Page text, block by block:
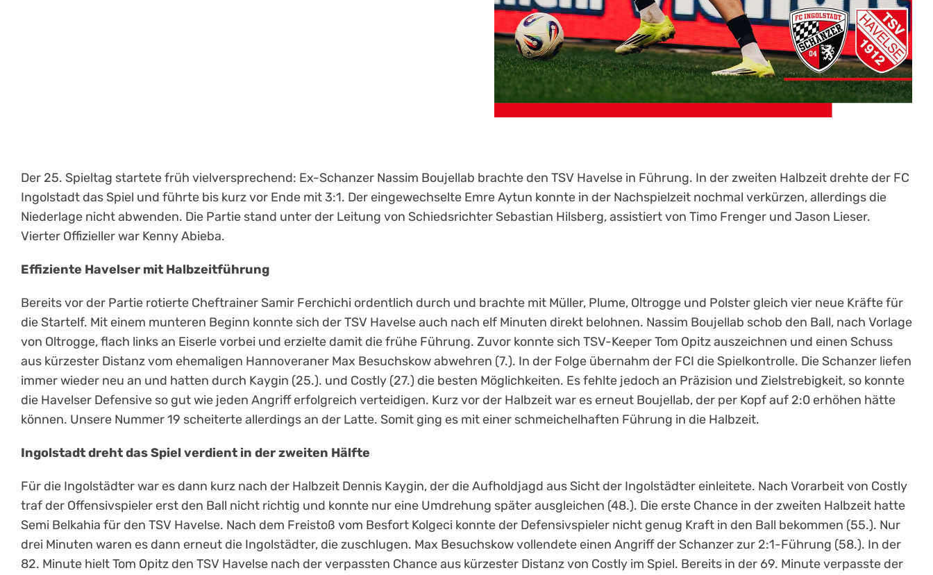
Der 25. Spieltag startete früh vielversprechend: Ex-Schanzer Nassim Boujellab brachte den TSV Havelse in Führung. In der zweiten Halbzeit drehte der FC
Ingolstadt das Spiel und führte bis kurz vor Ende mit 3:1. Der eingewechselte Emre Aytun konnte in der Nachspielzeit nochmal verkürzen, allerdings die
Niederlage nicht abwenden. Die Partie stand unter der Leitung von Schiedsrichter Sebastian Hilsberg, assistiert von Timo Frenger und Jason Lieser.
Vierter Offizieller war Kenny Abieba.
Effiziente Havelser mit Halbzeitführung
Bereits vor der Partie rotierte Cheftrainer Samir Ferchichi ordentlich durch und brachte mit Müller, Plume, Oltrogge und Polster gleich vier neue Kräfte für
die Startelf. Mit einem munteren Beginn konnte sich der TSV Havelse auch nach elf Minuten direkt belohnen. Nassim Boujellab schob den Ball, nach Vorlage
von Oltrogge, flach links an Eiserle vorbei und erzielte damit die frühe Führung. Zuvor konnte sich TSV-Keeper Tom Opitz auszeichnen und einen Schuss
aus kürzester Distanz vom ehemaligen Hannoveraner Max Besuchskow abwehren (7.). In der Folge übernahm der FCI die Spielkontrolle. Die Schanzer liefen
immer wieder neu an und hatten durch Kaygin (25.). und Costly (27.) die besten Möglichkeiten. Es fehlte jedoch an Präzision und Zielstrebigkeit, so konnte
die Havelser Defensive so gut wie jeden Angriff erfolgreich verteidigen. Kurz vor der Halbzeit war es erneut Boujellab, der per Kopf auf 2:0 erhöhen hätte
können. Unsere Nummer 19 scheiterte allerdings an der Latte. Somit ging es mit einer schmeichelhaften Führung in die Halbzeit.
Ingolstadt dreht das Spiel verdient in der zweiten Hälfte
Für die Ingolstädter war es dann kurz nach der Halbzeit Dennis Kaygin, der die Aufholdjagd aus Sicht der Ingolstädter einleitete. Nach Vorarbeit von Costly
traf der Offensivspieler erst den Ball nicht richtig und konnte nur eine Umdrehung später ausgleichen (48.). Die erste Chance in der zweiten Halbzeit hatte
Semi Belkahia für den TSV Havelse. Nach dem Freistoß vom Besfort Kolgeci konnte der Defensivspieler nicht genug Kraft in den Ball bekommen (55.). Nur
drei Minuten waren es dann erneut die Ingolstädter, die zuschlugen. Max Besuchskow vollendete einen Angriff der Schanzer zur 2:1-Führung (58.). In der
82. Minute hielt Tom Opitz den TSV Havelse nach der verpassten Chance aus kürzester Distanz von Costly im Spiel. Bereits in der 69. Minute verpasste der